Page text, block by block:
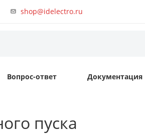
shop@idelectro.ru
Вопрос-ответ Документация
пуска